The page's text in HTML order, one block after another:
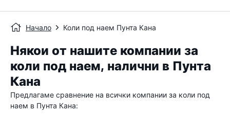
Начало Коли под наем Пунта Кана
Някои от нашите компании за
коли под наем, налични в Пунта
Кана
Предлагаме сравнение на всички компании за коли под
наем в Пунта Кана: